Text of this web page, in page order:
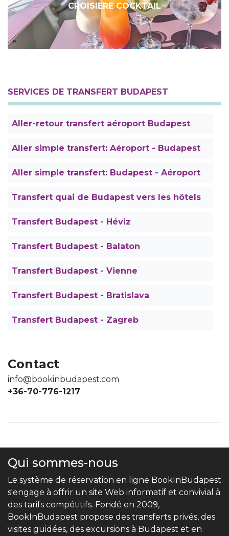
CROISIERE COCKTAIL
SERVICES DE TRANSFERT BUDAPEST
Aller-retour transfert aéroport Budapest
Aller simple transfert: Aéroport - Budapest
Aller simple transfert: Budapest - Aéroport
Transfert quai de Budapest vers les hôtels
Transfert Budapest - Héviz
Transfert Budapest - Balaton
Transfert Budapest - Vienne
Transfert Budapest - Bratislava
Transfert Budapest - Zagreb
Contact
info@bookinbudapest.com
+36-70-776-1217
Qui sommes-nous
Le système de réservation en ligne BookInBudapest
s'engage à offrir un site Web informatif et convivial à
des tarifs compétitifs. Fondé en 2009,
BookInBudapest propose des transferts privés, des
visites guidées, des excursions à Budapest et en